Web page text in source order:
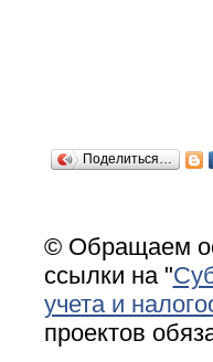
Поделиться…
© Обращаем
ссылки на "
учета и
проектов